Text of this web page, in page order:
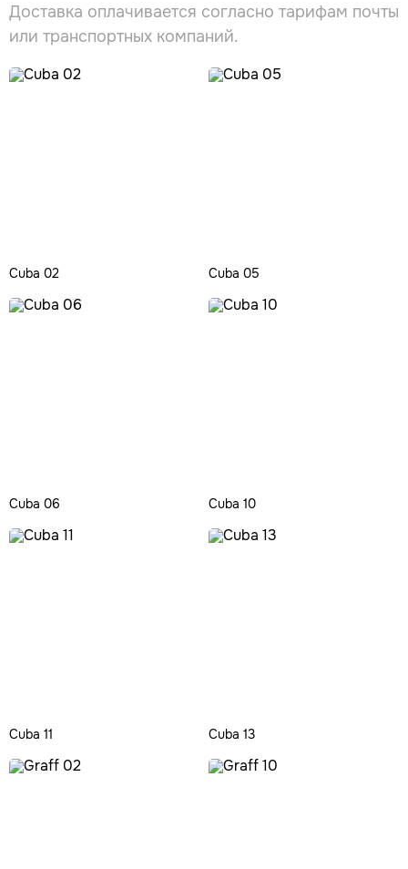
Доставка оплачивается согласно тарифам почты
или транспортных компаний.
Cuba 02 Cuba 05
Cuba 06 Cuba 10
Cuba 11 Cuba 13